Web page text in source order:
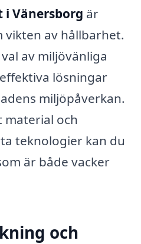
Vänersborg är
vikten av hållbarhet.
av miljövänliga
lösningar
miljöpåverkan.
material och
teknologier kan du
är både vacker
och